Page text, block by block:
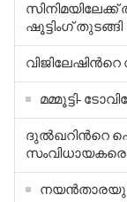
സിനിമയിലേക്ക്
ഷൂട്ടിംഗ് തുടങ്ങി
മമ്മൂട്ടി-
ദുല്‍ഖറിന്‍റെ